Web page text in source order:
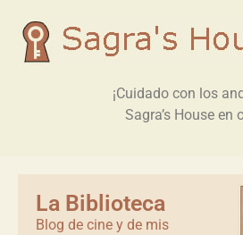
¡Cuidado con los
Sagra’s House en
La Biblioteca
Blog de cine y de mis